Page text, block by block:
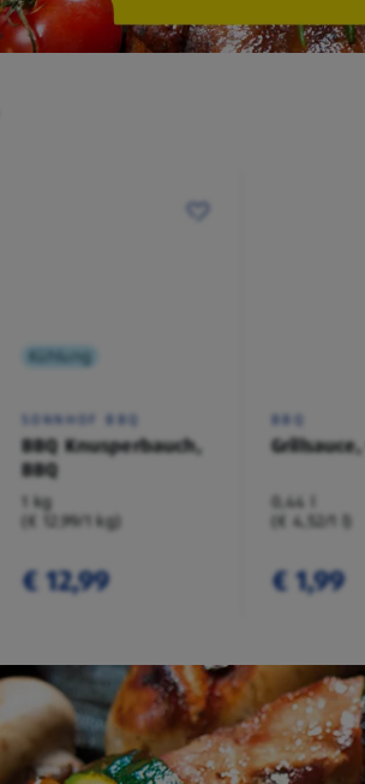
Kühlung
SONNHOF BBQ
BBQ Knusperbauch,
BBQ
1 kg
(€ 12,99/1 kg)
€ 12,99
BBQ
0,44 l
(€ 4,52/1 l)
€ 1,99